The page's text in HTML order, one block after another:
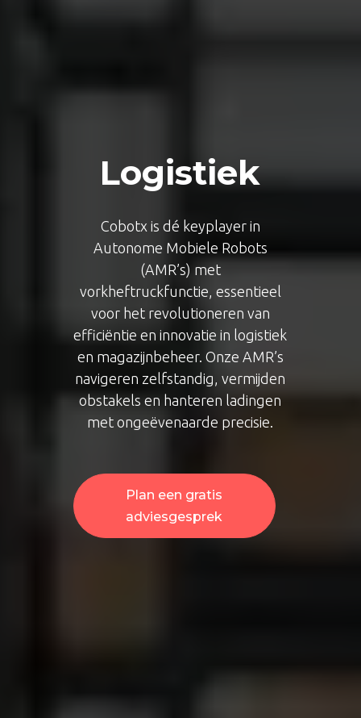
Logistiek
Cobotx is dé keyplayer in
Autonome Mobiele Robots
(AMR’s) met
vorkheftruckfunctie, essentieel
voor het revolutioneren van
efficiëntie en innovatie in logistiek
en magazijnbeheer. Onze AMR’s
navigeren zelfstandig, vermijden
obstakels en hanteren ladingen
met ongeëvenaarde precisie.
Plan een gratis
adviesgesprek